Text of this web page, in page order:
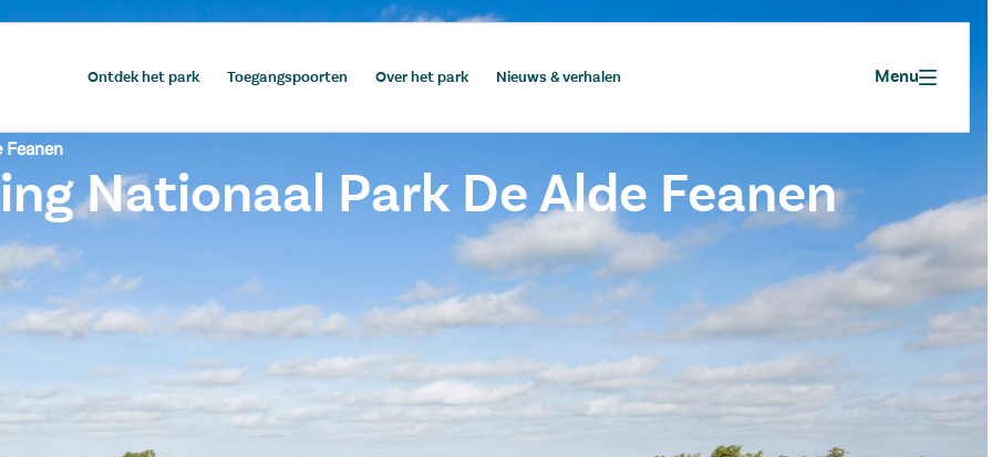
Ontdek het park Toegangspoorten Over het park Nieuws & verhalen Menu
Feanen
Nationaal Park De Alde Feanen